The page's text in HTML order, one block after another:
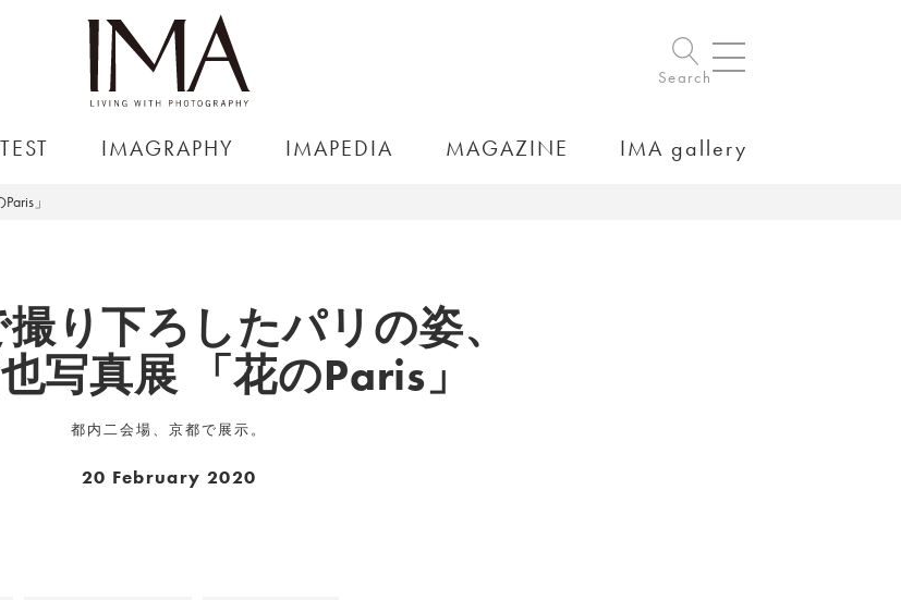
Search
IMAGRAPHY IMAPEDIA MAGAZINE IMA gallery
」
り下ろしたパリの姿、
写真展 「花のParis」
都内二会場、京都で展示。
20 February 2020